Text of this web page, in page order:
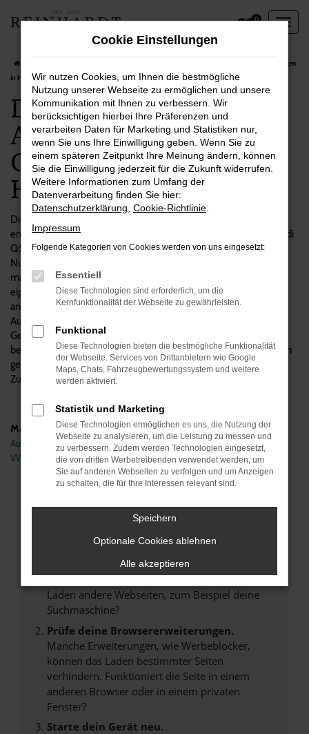
Zum
0
Das spricht für einen Audi Q5 Gebrauchtwagen
in Hagen
Das spricht für einen
Audi Q5
Gebrauchtwagen in
Hagen
Die Entscheidung zugunsten eines Autos ist immer zugleich
emotional wie vom Verstand geprägt. Das gilt auch für unsere Audi
Q5 Gebrauchtwagen, die einerseits einen hohen praktischen
Nutzen aufweisen, andererseits aber auch eine Menge Spaß
machen. Wenn Sie viel in Hagen und Umgebung unterwegs sind,
eignet sich dieses Modell ausgezeichnet und überzeugt unter
anderem durch seine Langlebigkeit und Qualität. Bei Reinhardt
Automobile verstehen wir uns als Experten für Audi
Gebrauchtwagen, was natürlich auch den Q5 einschließt. Wir
beraten kompetent und vom Hersteller unabhängig, beantworten
gerne Ihre Fragen und übernehmen auf Wunsch auch den
Zulassungsservice und die Lieferung direkt zu Ihnen nach Hagen.
Marken
Audi
VW
Beim Laden ist ein Fehler aufgetreten.
Hier sind ein paar Tipps, die dir helfen können:
Überprüfe deine Firewall und deine
Internetverbindung.
Laden andere Webseiten, zum Beispiel deine
Suchmaschine?
Prüfe deine Browsererweiterungen.
Manche Erweiterungen, wie Werbeblocker,
können das Laden bestimmter Seiten
verhindern. Funktioniert die Seite in einem
anderen Browser oder in einem privaten
Fenster?
Starte dein Gerät neu.
Cookie Einstellungen
Wir nutzen Cookies, um Ihnen die bestmögliche
Nutzung unserer Webseite zu ermöglichen und unsere
Kommunikation mit Ihnen zu verbessern. Wir
berücksichtigen hierbei Ihre Präferenzen und
verarbeiten Daten für Marketing und Statistiken nur,
wenn Sie uns Ihre Einwilligung geben. Wenn Sie zu
einem späteren Zeitpunkt Ihre Meinung ändern, können
Sie die Einwilligung jederzeit für die Zukunft widerrufen.
Weitere Informationen zum Umfang der
Datenverarbeitung finden Sie hier:
Datenschutzerklärung Cookie-Richtlinie
Impressum
Folgende Kategorien von Cookies werden von uns eingesetzt:
Essentiell
Diese Technologien sind erforderlich, um die
Kernfunktionalität der Webseite zu gewährleisten.
Funktional
Diese Technologien bieten die bestmögliche Funktionalität
der Webseite. Services von Drittanbietern wie Google
Maps, Chats, Fahrzeugbewertungssystem und weitere
werden aktiviert.
Statistik und Marketing
Diese Technologien ermöglichen es uns, die Nutzung der
Webseite zu analysieren, um die Leistung zu messen und
zu verbessern. Zudem werden Technologien eingesetzt,
die von dritten Werbetreibenden verwendet werden, um
Sie auf anderen Webseiten zu verfolgen und um Anzeigen
zu schalten, die für Ihre Interessen relevant sind.
Speichern
Optionale Cookies ablehnen
Alle akzeptieren